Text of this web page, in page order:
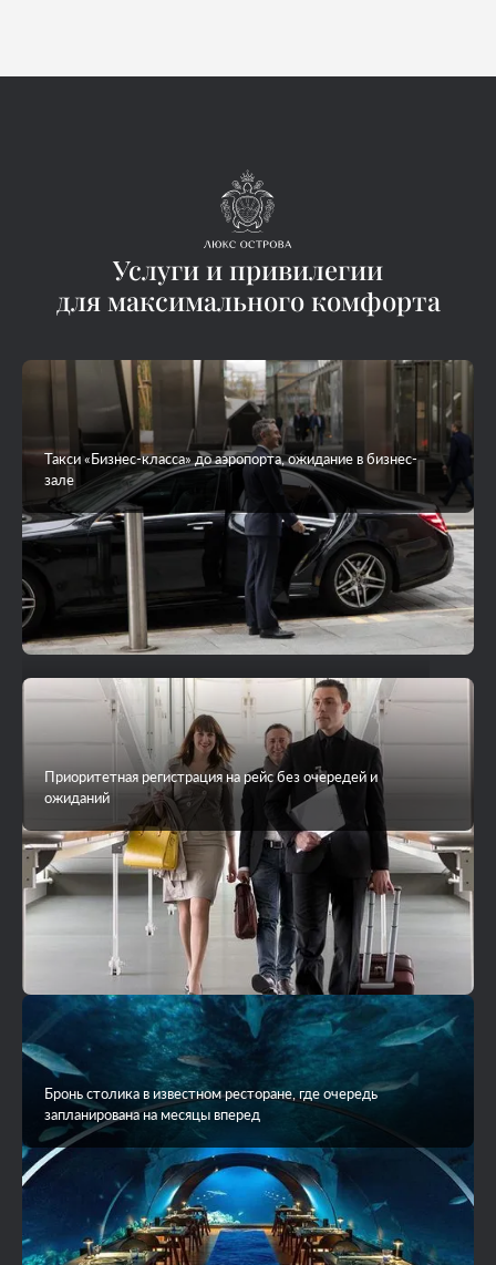
Услуги и привилегии
для максимального комфорта
Такси «Бизнес-класса» до аэропорта, ожидание в бизнес-
зале
VIP-трансфер до острова на яхте или гидросамолете
Приоритетная регистрация на рейс без очередей и
ожиданий
Бронь столика в известном ресторане, где очередь
запланирована на месяцы вперед